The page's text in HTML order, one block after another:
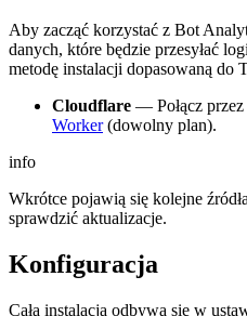
Aby zacząć korzystać z Bot
danych, które będzie przesyłać
metodę instalacji dopasowaną do
Cloudflare — Połącz przez
Worker(dowolny plan).
info
Wkrótce pojawią się kolejne
sprawdzić aktualizacje.
Konfiguracja
Cała instalacja odbywa się w